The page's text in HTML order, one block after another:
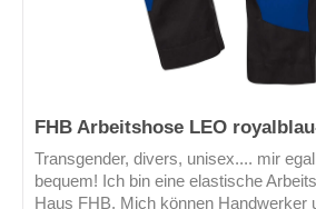
FHB Arbeitshose LEO
Transgender, divers, unisex.... mir
bequem! Ich bin eine elastische
Haus FHB. Mich können Handwerker